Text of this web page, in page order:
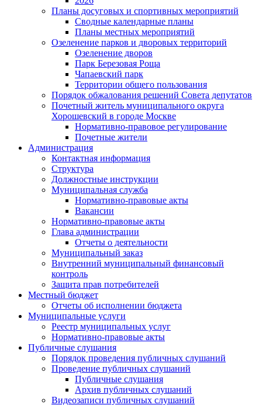
Планы досуговых и спортивных мероприятий
Сводные календарные планы
Планы местных мероприятий
Озеленение парков и дворовых территорий
Озеленение дворов
Парк Березовая Роща
Чапаевский парк
Территории общего пользования
Порядок обжалования решений Совета депутатов
Почетный житель муниципального округа
Хорошевский в городе Москве
Нормативно-правовое регулирование
Почетные жители
Администрация
Контактная информация
Структура
Должностные инструкции
Муниципальная служба
Нормативно-правовые акты
Вакансии
Нормативно-правовые акты
Глава администрации
Отчеты о деятельности
Муниципальный заказ
Внутренний муниципальный финансовый
контроль
Защита прав потребителей
Местный бюджет
Отчеты об исполнении бюджета
Муниципальные услуги
Реестр муниципальных услуг
Нормативно-правовые акты
Публичные слушания
Порядок проведения публичных слушаний
Проведение публичных слушаний
Публичные слушания
Архив публичных слушаний
Видеозаписи публичных слушаний